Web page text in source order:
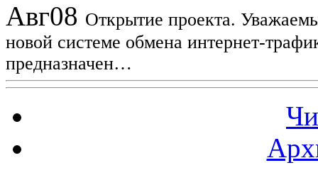
Авг08 Открытие проекта.
новой системе обмена интернет-
предназначен…